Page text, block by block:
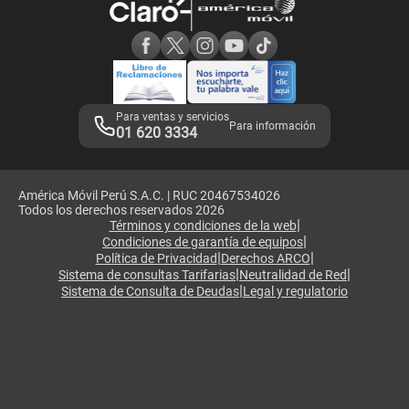
Adquirientes iPhone 6, 6S y SE
Mensaje de Seguridad
Términos y Condiciones de Tienda Claro
Libro de Reclamaciones
Legales de marketplace
Para ventas y servicios
01 620 3334 Para información
América Móvil Perú S.A.C. | RUC 20467534026
Todos los derechos reservados 2026
Términos y condiciones de la web|
Condiciones de garantía de equipos|
Política de Privacidad|Derechos ARCO|
Sistema de consultas Tarifarias|Neutralidad de Red|
Sistema de Consulta de Deudas|Legal y regulatorio